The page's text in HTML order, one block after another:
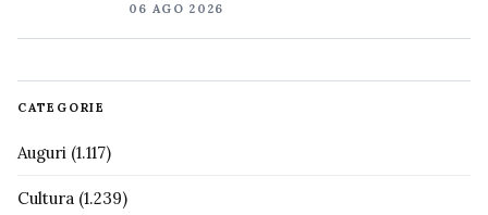
06 AGO 2026
CATEGORIE
Auguri (1.117)
Cultura (1.239)